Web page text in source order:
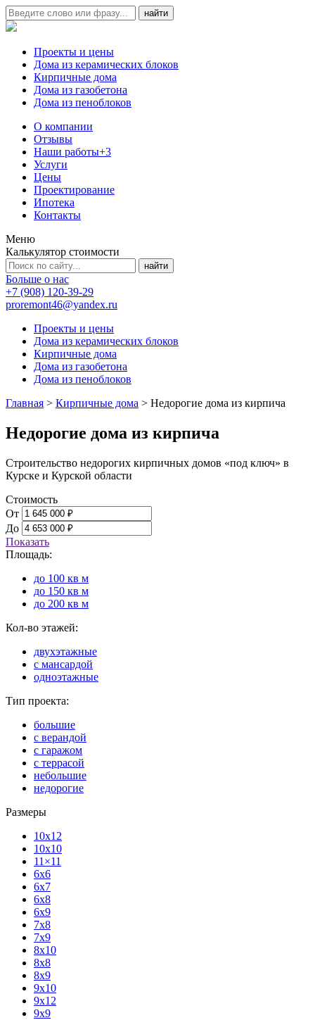
Проекты и цены
Дома из керамических блоков
Кирпичные дома
Дома из газобетона
Дома из пеноблоков
О компании
Отзывы
Наши работы+3
Услуги
Цены
Проектирование
Ипотека
Контакты
Меню
Калькулятор стоимости
Больше о нас
+7 (908) 120-39-29
proremont46@yandex.ru
Проекты и цены
Дома из керамических блоков
Кирпичные дома
Дома из газобетона
Дома из пеноблоков
Главная > Кирпичные дома > Недорогие дома из кирпича
Недорогие дома из кирпича
Строительство недорогих кирпичных домов «под ключ» в
Курске и Курской области
Стоимость
От
До
Показать
Площадь:
до 100 кв м
до 150 кв м
до 200 кв м
Кол-во этажей:
двухэтажные
с мансардой
одноэтажные
Тип проекта:
большие
с верандой
с гаражом
с террасой
небольшие
недорогие
Размеры
10x12
10x10
11×11
6x6
6x7
6x8
6x9
7x8
7x9
8x10
8x8
8x9
9x10
9x12
9x9